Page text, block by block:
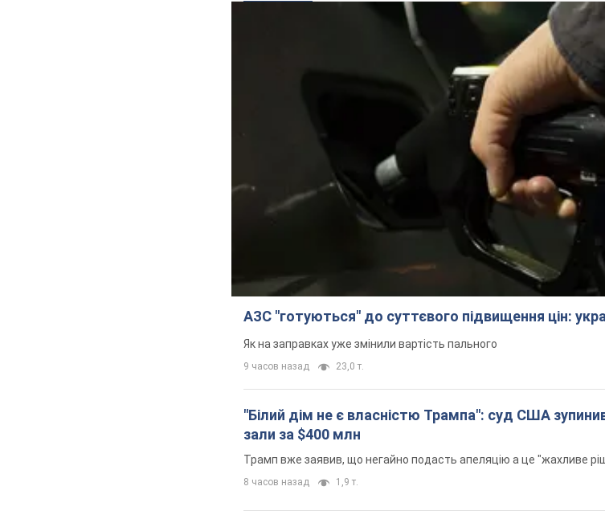
АЗС "готуються" до суттєвого підвищення цін:
Як на заправках уже змінили вартість пального
9 часов назад 23,0 т.
"Білий дім не є власністю Трампа": суд США
зали за $400 млн
Трамп вже заявив, що негайно подасть апеляцію а це "жахливе
8 часов назад 1,9 т.